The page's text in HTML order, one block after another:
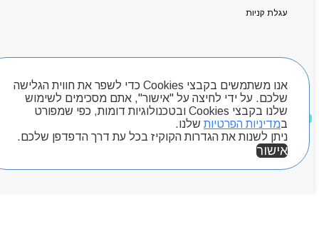
אנו משתמשים בקבצי Cookies כדי לשפר את חווית הגלישה
שלכם. על ידי לחיצה על "אישור", אתם מסכימים לשימוש
שלנו בקבצי Cookies ובטכנולוגיות דומות, כפי שמפורט
במדיניות הפרטיות שלנו.
ניתן לשנות את הגדרות הקוקיז בכל עת דרך הדפדפן שלכם.
אישור
עגלת קניות
חיפוש מוצרים
מוצרים שאהבתי
יצירת קשר
מותגים